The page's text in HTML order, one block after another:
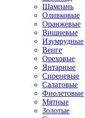
Шампань
Оливковые
Оранжевые
Вишневые
Изумрудные
Венге
Ореховые
Янтарные
Сиреневые
Салатовые
Фиолетовые
Мятные
Золотые